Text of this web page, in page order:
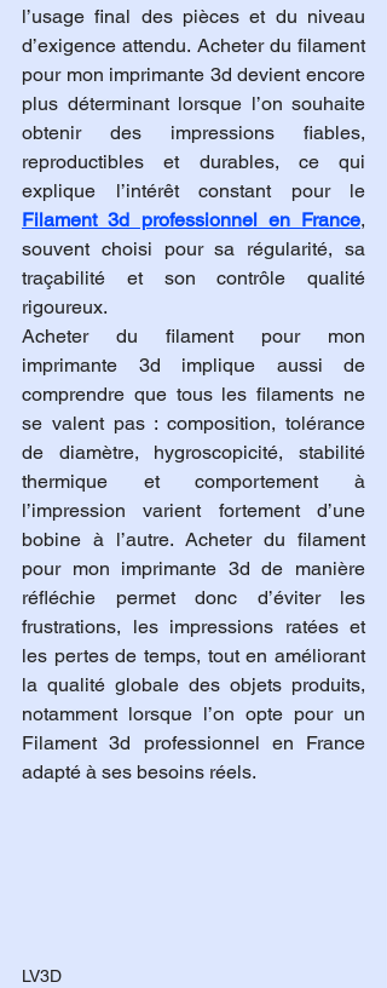
l’usage final des pièces et du niveau
d’exigence attendu. Acheter du filament
pour mon imprimante 3d devient encore
plus déterminant lorsque l’on souhaite
obtenir des impressions fiables,
reproductibles et durables, ce qui
Filament 3d professionnel en France,
souvent choisi pour sa régularité, sa
traçabilité et son contrôle qualité
rigoureux.
Acheter du filament pour mon
imprimante 3d implique aussi de
comprendre que tous les filaments ne
se valent pas : composition, tolérance
de diamètre, hygroscopicité, stabilité
thermique et comportement à
l’impression varient fortement d’une
bobine à l’autre. Acheter du filament
pour mon imprimante 3d de manière
réfléchie permet donc d’éviter les
frustrations, les impressions ratées et
les pertes de temps, tout en améliorant
la qualité globale des objets produits,
notamment lorsque l’on opte pour un
Filament 3d professionnel en France
adapté à ses besoins réels.
LV3D